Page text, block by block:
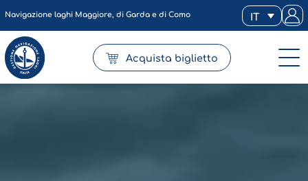
Navigazione laghi Maggiore, di Garda e di Como IT
Acquista biglietto